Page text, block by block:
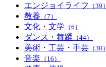
エンジョイライフ （39）
教養 （7）
文化・文学 （6）
ダンス・舞踊 （44）
美術・工芸・手芸 （38）
音楽 （16）